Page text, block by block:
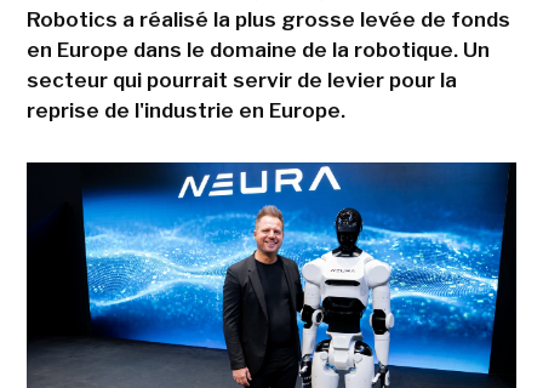
Robotics a réalisé la plus grosse levée de fonds
en Europe dans le domaine de la robotique. Un
secteur qui pourrait servir de levier pour la
reprise de l'industrie en Europe.